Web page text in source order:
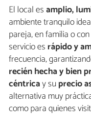
El local esamplio,
ambiente tranquilo
pareja, en familia o
servicio es rápido y
frecuencia,
recién hecha y bien
céntricay suprecio
alternativa muy
como para quienes